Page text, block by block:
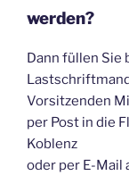
werden?
Dann füllen
Vorsitzenden
per Post in die
Koblenz
oder per E-Mail